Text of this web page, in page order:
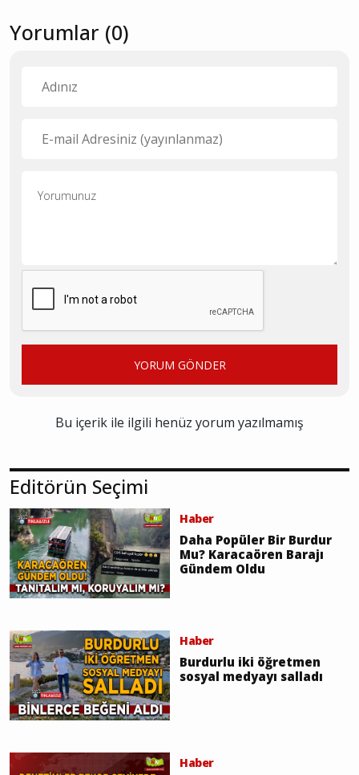
Yorumlar (0)
YORUM GÖNDER
Bu içerik ile ilgili henüz yorum yazılmamış
Editörün Seçimi
Haber
Daha Popüler Bir Burdur
Mu? Karacaören Barajı
Gündem Oldu
Haber
Burdurlu iki öğretmen
sosyal medyayı salladı
Haber